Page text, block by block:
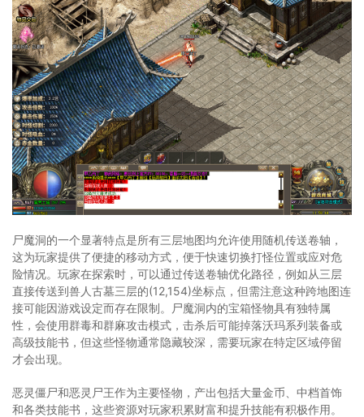
尸魔洞的一个显著特点是所有三层地图均允许使用随机传送卷轴，
这为玩家提供了便捷的移动方式，便于快速切换打怪位置或应对危
险情况。玩家在探索时，可以通过传送卷轴优化路径，例如从三层
直接传送到兽人古墓三层的(12,154)坐标点，但需注意这种跨地图连
接可能因游戏设定而存在限制。尸魔洞内的宝箱怪物具有独特属
性，会使用群毒和群麻攻击模式，击杀后可能掉落沃玛系列装备或
高级技能书，但这些怪物通常隐藏较深，需要玩家在特定区域停留
才会出现。
恶灵僵尸和恶灵尸王作为主要怪物，产出包括大量金币、中档首饰
和各类技能书，这些资源对玩家积累财富和提升技能有积极作用。